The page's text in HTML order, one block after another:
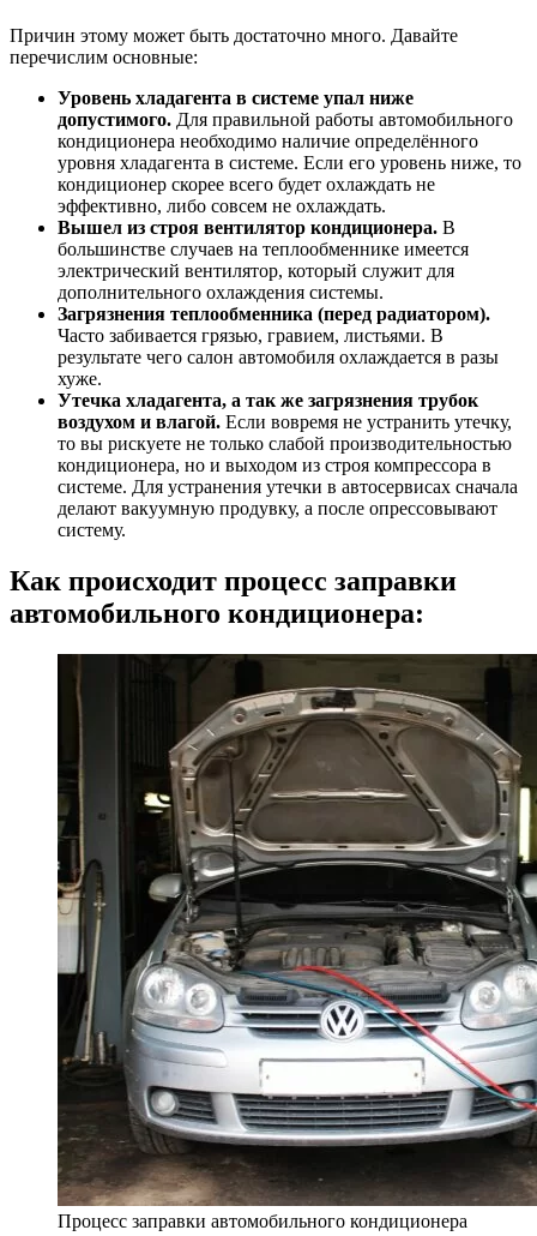
Причин этому может быть достаточно много. Давайте
перечислим основные:
Уровень хладагента в системе упал ниже
допустимого. Для правильной работы автомобильного
кондиционера необходимо наличие определённого
уровня хладагента в системе. Если его уровень ниже, то
кондиционер скорее всего будет охлаждать не
эффективно, либо совсем не охлаждать.
Вышел из строя вентилятор кондиционера. В
большинстве случаев на теплообменнике имеется
электрический вентилятор, который служит для
дополнительного охлаждения системы.
Загрязнения теплообменника (перед радиатором).
Часто забивается грязью, гравием, листьями. В
результате чего салон автомобиля охлаждается в разы
хуже.
Утечка хладагента, а так же загрязнения трубок
воздухом и влагой. Если вовремя не устранить утечку,
то вы рискуете не только слабой производительностью
кондиционера, но и выходом из строя компрессора в
системе. Для устранения утечки в автосервисах сначала
делают вакуумную продувку, а после опрессовывают
систему.
Как происходит процесс заправки
автомобильного кондиционера:
Процесс заправки автомобильного кондиционера